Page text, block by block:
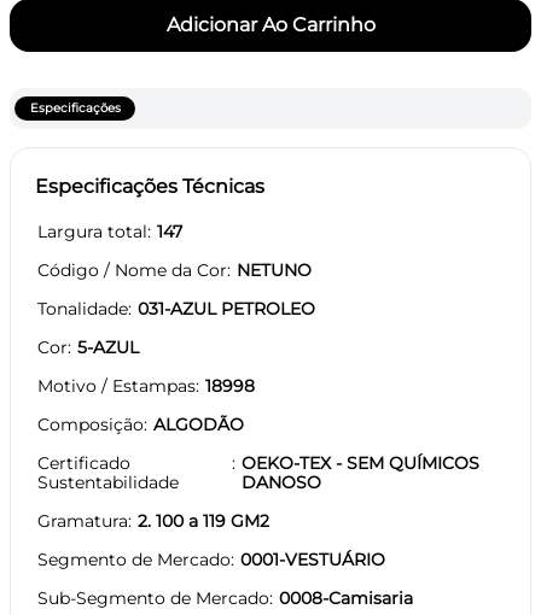
Especificações
Especificações Técnicas
Largura total 147
Código / Nome da Cor NETUNO
Tonalidade 031-AZUL PETROLEO
Cor 5-AZUL
Motivo / Estampas 18998
Composição ALGODÃO
Certificado
Sustentabilidade
OEKO-TEX - SEM QUÍMICOS
DANOSO
Gramatura 2. 100 a 119 GM2
Segmento de Mercado 0001-VESTUÁRIO
Sub-Segmento de Mercado 0008-Camisaria